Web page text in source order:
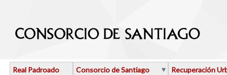
Real Padroado Consorcio de Santiago
Recuperación